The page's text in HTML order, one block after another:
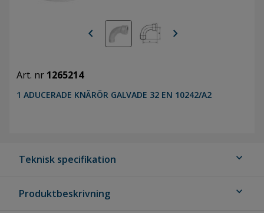
chevron_left chevron_right
Art. nr 1265214
1 ADUCERADE KNÄRÖR GALVADE 32 EN 10242/A2
Teknisk specifikation expand_more
Produktbeskrivning expand_more